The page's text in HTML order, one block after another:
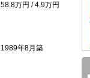
58.8万円 / 4.9万円
1989年8月築